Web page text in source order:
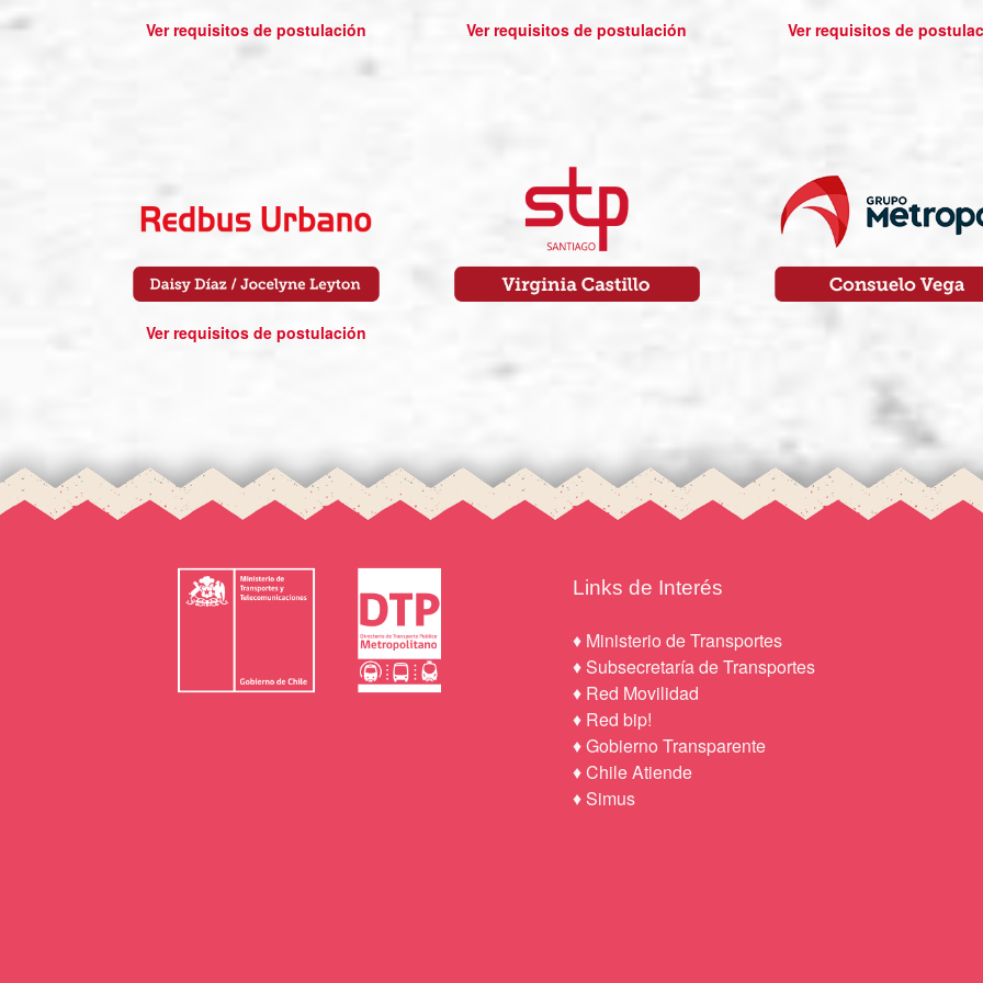
Ver requisitos de postulación Ver requisitos de postulación Ver requisitos de
Ver requisitos de postulación
Links de Interés
♦ Ministerio de Transportes
♦ Subsecretaría de Transportes
♦ Red Movilidad
♦ Red bip!
♦Gobierno Transparente
♦Chile Atiende
♦ Simus